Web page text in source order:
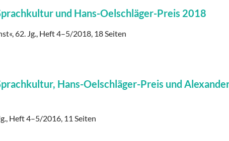
und Hans-Oelschläger-Preis 2018
62. Jg., Heft 4–5/2018, 18 Seiten
Hans-Oelschläger-Preis und
Heft 4–5/2016, 11 Seiten